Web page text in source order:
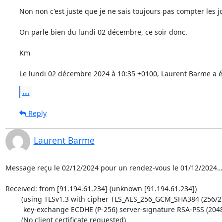
Non non c'est juste que je ne sais toujours pas compter les
On parle bien du lundi 02 décembre, ce soir donc.
Km
Le lundi 02 décembre 2024 à 10:35 +0100, Laurent Barme a
...
Reply
Laurent Barme
Message reçu le 02/12/2024 pour un rendez-vous le 01/12/2024…
Received: from [91.194.61.234] (unknown [91.194.61.234])